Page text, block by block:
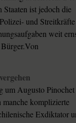
ist jedoch die
und Streitkräfte
weit
um Augusto
komplizierte
Exdiktator